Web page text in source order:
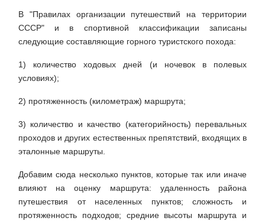
В "Правилах организации путешествий на территории
СССР" и в спортивной классификации записаны
следующие составляющие горного туристского похода:
1) количество ходовых дней (и ночевок в полевых
условиях);
2) протяженность (километраж) маршрута;
3) количество и качество (категорийность) перевальных
проходов и других естественных препятствий, входящих в
эталонные маршруты.
Добавим сюда несколько пунктов, которые так или иначе
влияют на оценку маршрута: удаленность района
путешествия от населенных пунктов; сложность и
протяженность подходов; средние высоты маршрута и